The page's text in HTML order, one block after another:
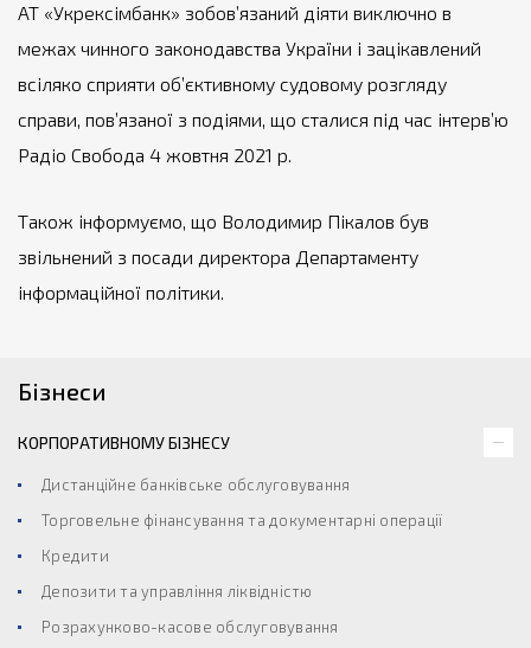
АТ «Укрексімбанк» зобов’язаний діяти виключно в
межах чинного законодавства України і зацікавлений
всіляко сприяти об’єктивному судовому розгляду
справи, пов’язаної з подіями, що сталися під час інтерв’ю
Радіо Свобода 4 жовтня 2021 р.
Також інформуємо, що Володимир Пікалов був
звільнений з посади директора Департаменту
інформаційної політики.
Бізнеси
КОРПОРАТИВНОМУ БІЗНЕСУ
Дистанційне банківське обслуговування
Торговельне фінансування та документарні операції
Кредити
Депозити та управління ліквідністю
Розрахунково-касове обслуговування